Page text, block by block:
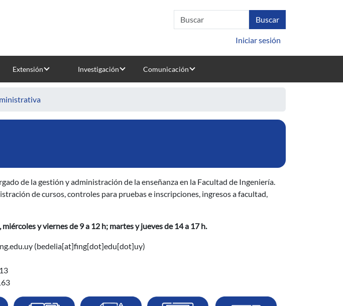
Iniciar sesión
Extensión Investigación Comunicación
de la gestión y administración de la enseñanza en la Facultad de Ingeniería.
de cursos, controles para pruebas e inscripciones, ingresos a facultad,
y viernes de 9 a 12 h; martes y jueves de 14 a 17 h.
(bedelia[at]fing[dot]edu[dot]uy)